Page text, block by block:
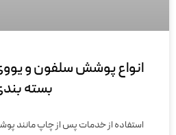
انواع پوشش سلفون و
بسته
استفاده از خدمات پس از چاپ مانند